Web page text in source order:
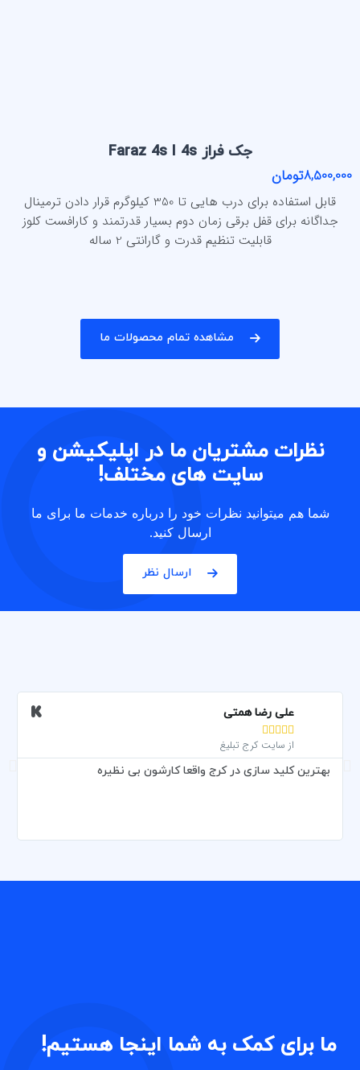
جک فراز Faraz 4s I 4s
8,500,000تومان
قابل استفاده برای درب هایی تا 350 کیلوگرم قرار دادن ترمینال
جداگانه برای قفل برقی زمان دوم بسیار قدرتمند و کارافست کلوز
قابلیت تنظیم قدرت و گارانتی 2 ساله
مشاهده تمام محصولات ما
نظرات مشتریان ما در اپلیکیشن و
سایت های مختلف!
شما هم میتوانید نظرات خود را درباره خدمات ما برای ما
ارسال کنید.
ارسال نظر
علی رضا همتی





از سایت کرج تبلیغ
بهترین کلید سازی در کرج واقعا کارشون بی نظیره
ما برای کمک به شما اینجا هستیم!